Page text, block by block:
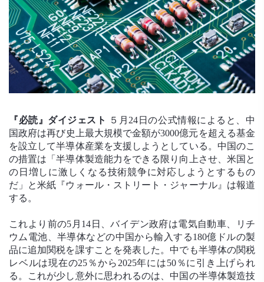
『必読』ダイジェスト
５月24日の公式情報によると、中
国政府は再び史上最大規模で金額が3000億元を超える基金
を設立して半導体産業を支援しようとしている。中国のこ
の措置は「半導体製造能力をできる限り向上させ、米国と
の日増しに激しくなる技術競争に対応しようとするもの
だ」と米紙『ウォール・ストリート・ジャーナル』は報道
する。
これより前の5月14日、バイデン政府は電気自動車、リチ
ウム電池、半導体などの中国から輸入する180億ドルの製
品に追加関税を課すことを発表した。中でも半導体の関税
レベルは現在の25％から2025年には50％に引き上げられ
る。これが少し意外に思われるのは、中国の半導体製造技